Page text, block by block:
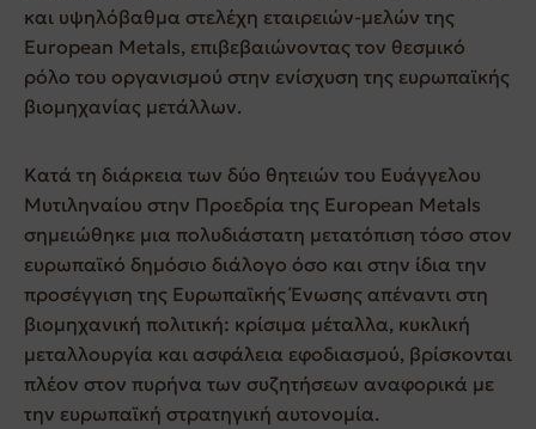
και υψηλόβαθμα στελέχη εταιρειών-μελών της
European Metals, επιβεβαιώνοντας τον θεσμικό
ρόλο του οργανισμού στην ενίσχυση της ευρωπαϊκής
βιομηχανίας μετάλλων.
Κατά τη διάρκεια των δύο θητειών του Ευάγγελου
Μυτιληναίου στην Προεδρία της European Metals
σημειώθηκε μια πολυδιάστατη μετατόπιση τόσο στον
ευρωπαϊκό δημόσιο διάλογο όσο και στην ίδια την
προσέγγιση της Ευρωπαϊκής Ένωσης απέναντι στη
βιομηχανική πολιτική: κρίσιμα μέταλλα, κυκλική
μεταλλουργία και ασφάλεια εφοδιασμού, βρίσκονται
πλέον στον πυρήνα των συζητήσεων αναφορικά με
την ευρωπαϊκή στρατηγική αυτονομία.